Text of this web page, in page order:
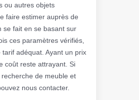
ou autres objets
faire estimer auprès de
se fait en se basant sur
ces paramètres vérifiés,
adéquat. Ayant un prix
coût reste attrayant. Si
de meuble et
nous contacter.